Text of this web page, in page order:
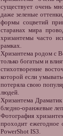
существует очень
даже зеленые
формы соцветий
старанах мира
хризантемы часто
рамках.
Хризантема родом с
только богатым и
стихотворение
которой если
потеряла свою
людей.
Хризантема Драматик
бледно-оранжевые
Фотография
проходит ежегодное
PowerShot IS3.